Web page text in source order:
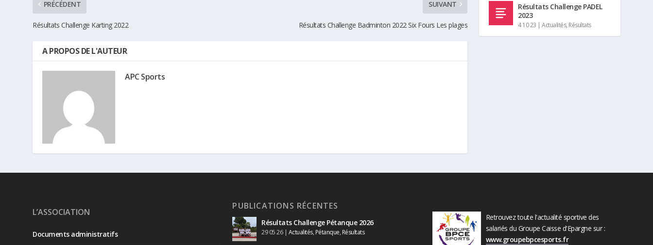
PRÉCÉDENT
Résultats Challenge Karting 2022
SUIVANT
Résultats Challenge Badminton 2022 Six Fours Les plages
A PROPOS DE L'AUTEUR
APC Sports
Résultats Challenge PADEL
2023
4 10 23 |Actualités, Résultats
L’ASSOCIATION
Documents administratifs
PUBLICATIONS RÉCENTES
Résultats Challenge Pétanque 2026
29 05 26| Actualités, Pétanque, Résultats
Retrouvez toute l'actualité sportive des
salariés du Groupe Caisse d'Epargne sur :
www.groupebpcesports.fr